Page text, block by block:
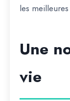
les
Une
vie